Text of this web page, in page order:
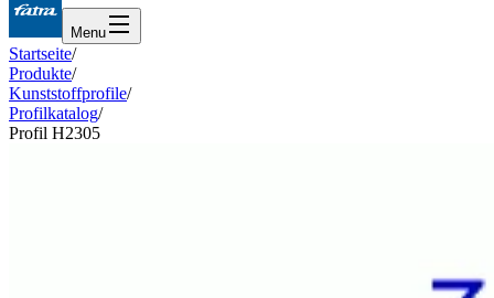
Menu
Startseite/
Produkte/
Kunststoffprofile/
Profilkatalog/
Profil H2305